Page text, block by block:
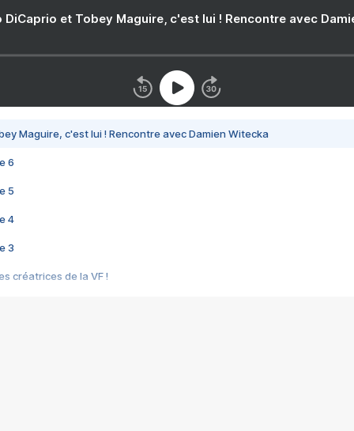
DiCaprio et Tobey Maguire, c'est lui ! Rencontre avec
Maguire, c'est lui ! Rencontre avec Damien Witecka
6
5
4
3
créatrices de la VF !